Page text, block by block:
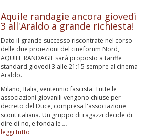
Aquile randagie ancora giovedì
3 all'Araldo a grande richiesta!
Dato il grande successo riscontrate nel corso
delle due proiezioni del cineforum Nord,
AQUILE RANDAGIE sarà proposto a tariffe
standard giovedì 3 alle 21:15 sempre al cinema
Araldo.
Milano, Italia, ventennio fascista. Tutte le
associazioni giovanili vengono chiuse per
decreto del Duce, compresa l'associazione
scout italiana. Un gruppo di ragazzi decide di
dire di no, e fonda le...
leggi tutto